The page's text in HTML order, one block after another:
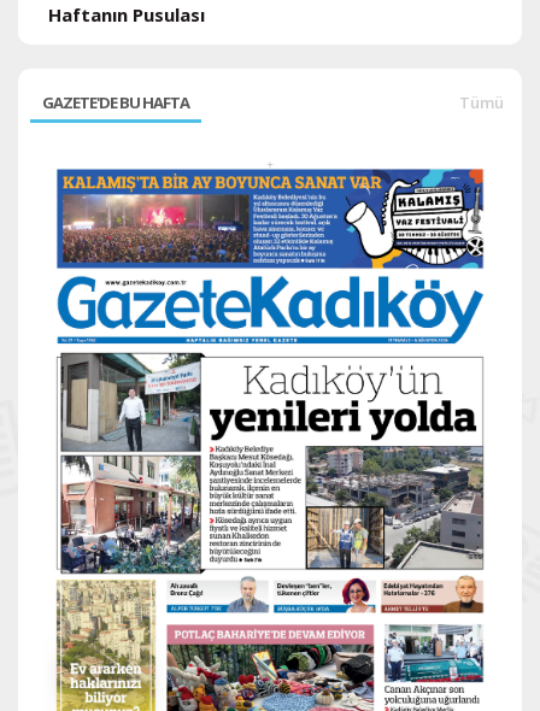
Haftanın Pusulası
GAZETE'DE BU HAFTA Tümü